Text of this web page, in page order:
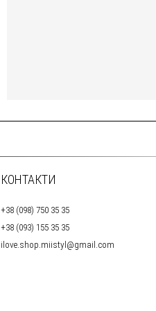
КОНТАКТИ
+38 (098) 750 35 35
+38 (093) 155 35 35
ilove.shop.miistyl@gmail.com